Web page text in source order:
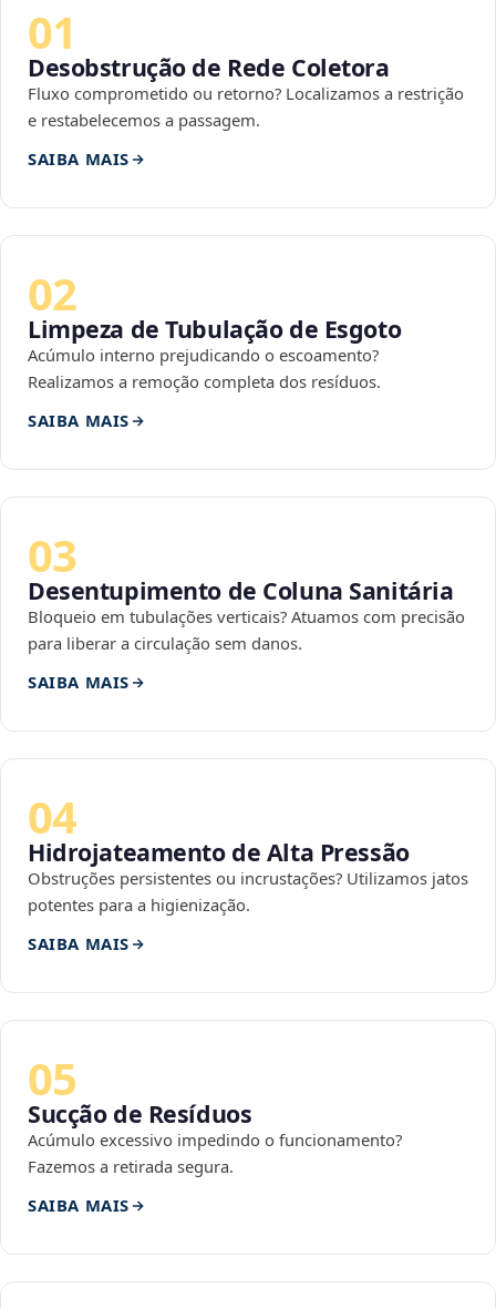
01
Desobstrução de Rede Coletora
Fluxo comprometido ou retorno? Localizamos a restrição
e restabelecemos a passagem.
SAIBA MAIS
02
Limpeza de Tubulação de Esgoto
Acúmulo interno prejudicando o escoamento?
Realizamos a remoção completa dos resíduos.
SAIBA MAIS
03
Desentupimento de Coluna Sanitária
Bloqueio em tubulações verticais? Atuamos com precisão
para liberar a circulação sem danos.
SAIBA MAIS
04
Hidrojateamento de Alta Pressão
Obstruções persistentes ou incrustações? Utilizamos jatos
potentes para a higienização.
SAIBA MAIS
05
Sucção de Resíduos
Acúmulo excessivo impedindo o funcionamento?
Fazemos a retirada segura.
SAIBA MAIS